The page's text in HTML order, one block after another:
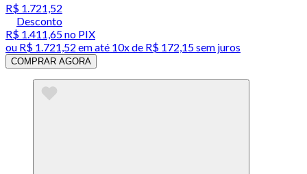
R$ 1.721,52
Desconto
R$ 1.411,65no PIX
ou R$ 1.721,52 em até 10x de R$ 172,15 sem juros
COMPRAR AGORA